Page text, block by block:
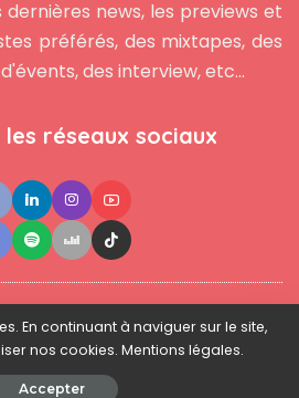
news, les previews et
préférés, des mixtapes, des
des interview, etc...
réseaux sociaux
● L'équipe ● Mentions légales
- Tous droits réservés.
En continuant à naviguer sur le site,
nos cookies. Mentions légales.
Accepter